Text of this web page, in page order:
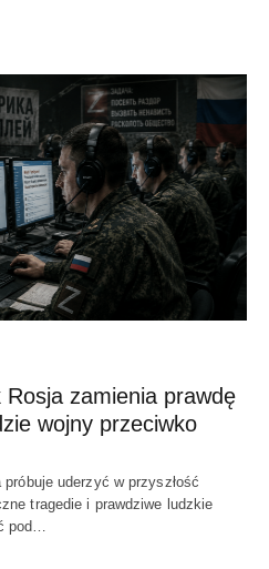
Rosja zamienia prawdę
wojny przeciwko
uderzyć w przyszłość
tragedie i prawdziwe ludzkie
pod…